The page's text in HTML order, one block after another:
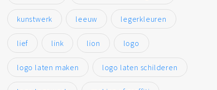
kunstwerk leeuw legerkleuren
lief link lion logo
logo laten maken logo laten schilderen